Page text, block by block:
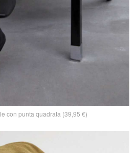
con punta quadrata (39,95 €)